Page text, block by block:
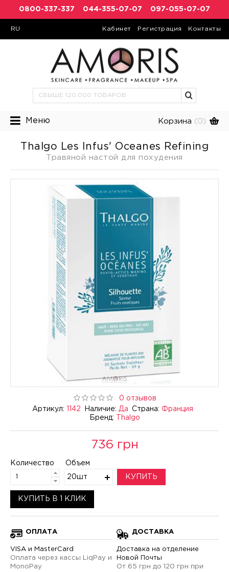
0800-337-337 044-355-07-07 097-055-07-07
RU Кабинет Регистрация Контакты
Меню Корзина (0)
Thalgo Les Infus' Oceanes Refining
Травяной настой для похудения
Артикул: 1142 Наличие: Да Страна: Франция
Бренд:
Thalgo
0 отзывов
736 грн
Количество Объем
20шт КУПИТЬ
КУПИТЬ В 1 КЛИК
ОПЛАТА
VISA и MasterCard
Оплата через кассы LiqPay и
MonoPay
ДОСТАВКА
Доставка на отделение
Новой Почты
От 65 грн до 120 грн при